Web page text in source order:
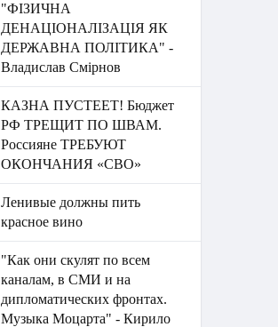
"ФІЗИЧНА
ДЕНАЦІОНАЛІЗАЦІЯ ЯК
ДЕРЖАВНА ПОЛІТИКА" -
Владислав Смірнов
КАЗНА ПУСТЕЕТ! Бюджет
РФ ТРЕЩИТ ПО ШВАМ.
Россияне ТРЕБУЮТ
ОКОНЧАНИЯ «СВО»
Ленивые должны пить
красное вино
"Как они скулят по всем
каналам, в СМИ и на
дипломатических фронтах.
Музыка Моцарта" - Кирило